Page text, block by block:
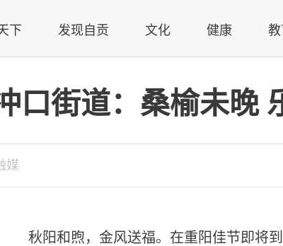
下 发现自贡 文化 健康 教
口街道：桑榆未晚
媒
秋阳和煦，金风送福。在重阳佳节即将